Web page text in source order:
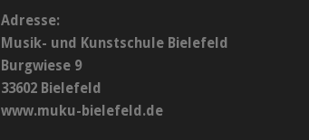
Adresse:
Musik- und Kunstschule Bielefeld
Burgwiese 9
33602 Bielefeld
www.muku-bielefeld.de